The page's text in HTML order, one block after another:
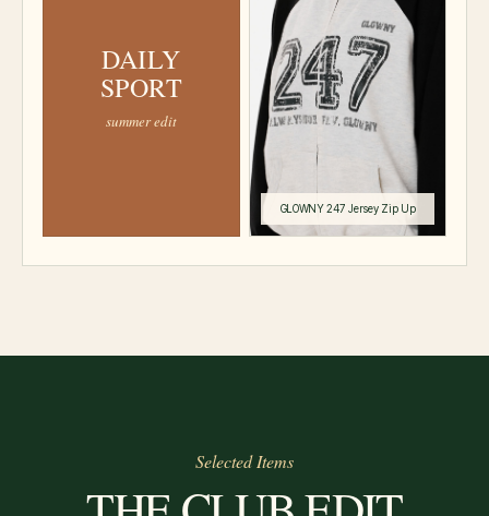
DAILY
SPORT
summer edit
Selected Items